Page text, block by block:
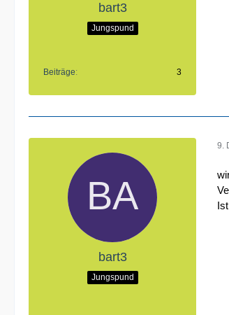
bart3
Jungspund
Beiträge 3
bart3
Jungspund
9.